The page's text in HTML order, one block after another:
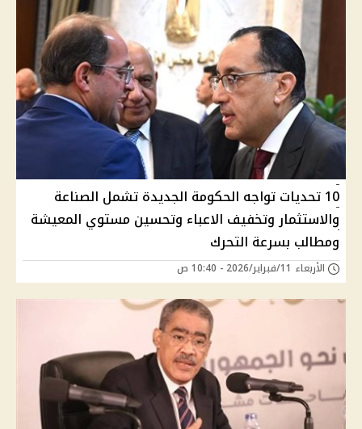
10 تحديات تواجه الحكومة الجديدة تشمل الصناعة
والاستثمار وتخفيف الاعباء وتحسين مستوي المعيشة
ومطالب بسرعة التحرك
الأربعاء 11/فبراير/2026 - 10:40 ص